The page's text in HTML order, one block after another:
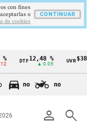
DTF 12,48 %
▲ 0.05
UVR
no no
person search
con fines
o
de cookies
CONTINUAR